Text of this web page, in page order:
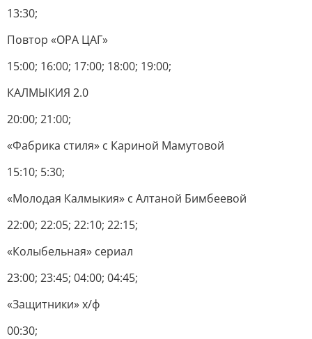
13:30;
Повтор «ОРА ЦАГ»
15:00; 16:00; 17:00; 18:00; 19:00;
КАЛМЫКИЯ 2.0
20:00; 21:00;
«Фабрика стиля» с Кариной Мамутовой
15:10; 5:30;
«Молодая Калмыкия» с Алтаной Бимбеевой
22:00; 22:05; 22:10; 22:15;
«Колыбельная» сериал
23:00; 23:45; 04:00; 04:45;
«Защитники» х/ф
00:30;